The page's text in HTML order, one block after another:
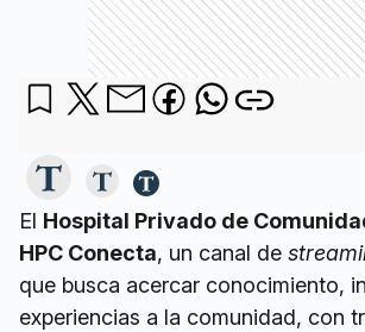
El Hospital Privado de
HPC Conecta, un canal de
que busca acercar conocimiento,
experiencias a la comunidad, con